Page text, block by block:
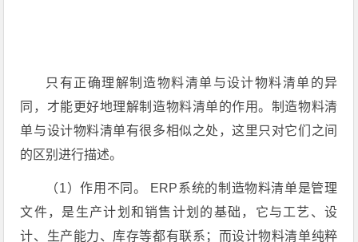
只有正确理解制造物料清单与设计物料清单的异
同，才能更好地理解制造物料清单的作用。制造物料清
单与设计物料清单有很多相似之处，这里只对它们之间
的区别进行描述。
（1）作用不同。 ERP系统的制造物料清单是管理
文件，是生产计划和销售计划的基础，它与工艺、设
计、生产能力、库存等都有联系；而设计物料清单纯粹